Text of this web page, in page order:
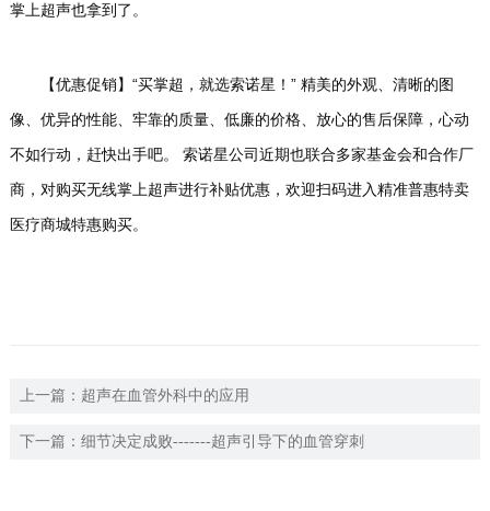
掌上超声也拿到了。
【优惠促销】 “买掌超，就选索诺星！” 精美的外观、清晰的图
像、优异的性能、牢靠的质量、低廉的价格、放心的售后保障，心动
不如行动，赶快出手吧。 索诺星公司近期也联合多家基金会和合作厂
商，对购买无线掌上超声进行补贴优惠，欢迎扫码进入精准普惠特卖
医疗商城特惠购买。
上一篇： 超声在血管外科中的应用
下一篇： 细节决定成败-------超声引导下的血管穿刺